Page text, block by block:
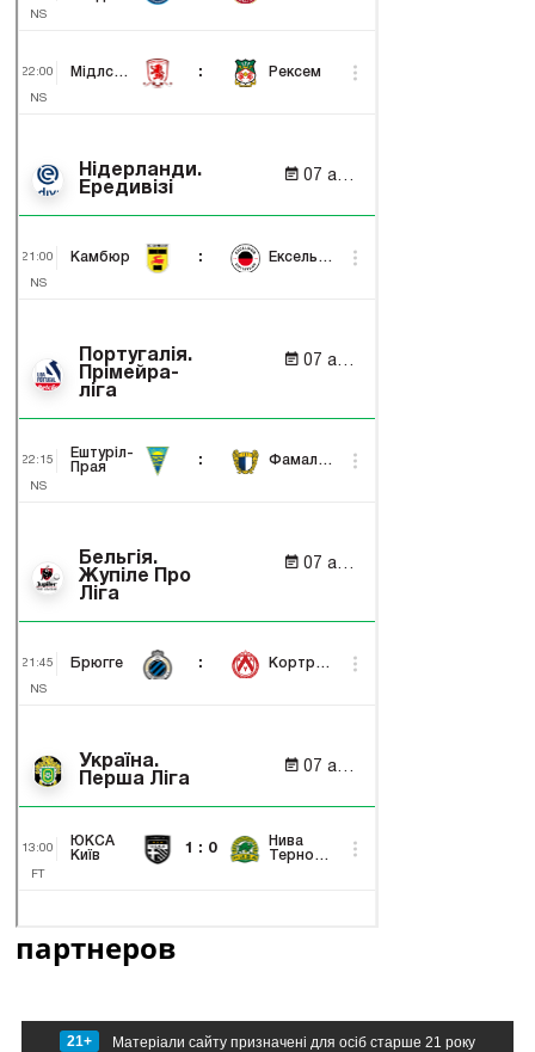
партнеров
21+ Матеріали сайту призначені для осіб старше 21 року